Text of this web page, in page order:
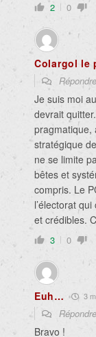
2 0
Colargol le
Je suis moi
devrait
pragmatique,
stratégique
ne se limite
bêtes et
compris. Le
l’électorat
et crédibles.
3 0
Euh… 3
Bravo !